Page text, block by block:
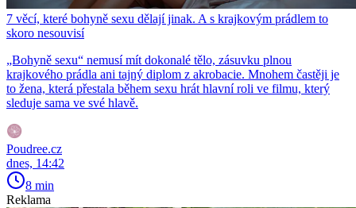
7 věcí, které bohyně sexu dělají jinak. A s krajkovým prádlem to
skoro nesouvisí
„Bohyně sexu“ nemusí mít dokonalé tělo, zásuvku plnou
krajkového prádla ani tajný diplom z akrobacie. Mnohem častěji je
to žena, která přestala během sexu hrát hlavní roli ve filmu, který
sleduje sama ve své hlavě.
Poudree.cz
dnes, 14:42
8 min
Reklama